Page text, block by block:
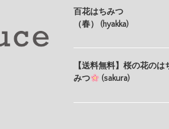
百花はちみつ
（春） (hyakka)
【送料無料】桜の花のは
みつ
(sakura)